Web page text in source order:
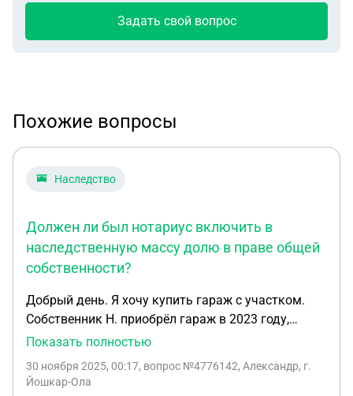
Задать свой вопрос
Похожие вопросы
Наследство
Должен ли был нотариус включить в
наследственную массу долю в праве общей
собственности?
Добрый день. Я хочу купить гараж с участком.
Собственник Н. приобрёл гараж в 2023 году,
находясь в браке с Л. Есть нотариально
выписке из ЕГРН собственником значится Н. 3
Показать полностью
30 ноября 2025, 00:17, вопрос №4776142, Александр, г.
Йошкар-Ола